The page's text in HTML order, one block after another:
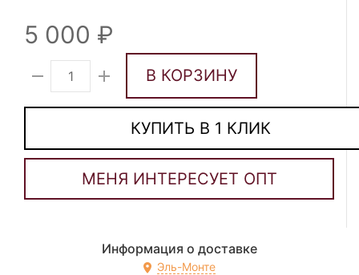
5 000
В КОРЗИНУ
КУПИТЬ В 1 КЛИК
Информация о доставке
Эль-Монте